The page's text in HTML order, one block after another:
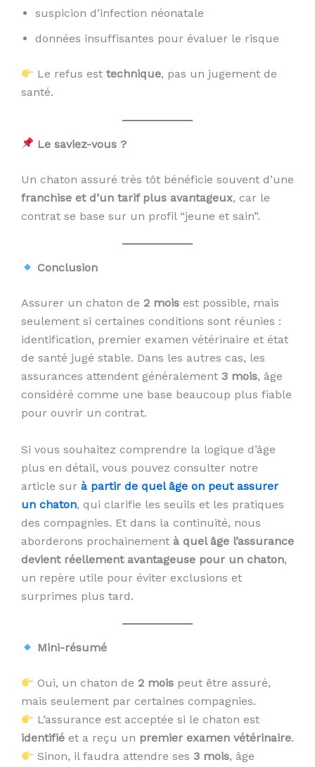
suspicion d’infection néonatale
données insuffisantes pour évaluer le risque
Le refus esttechnique, pas un jugement de
santé.
Le saviez-vous ?
Un chaton assuré très tôt bénéficie souvent d’une
franchise et d’un tarif plus avantageux, car le
contrat se base sur un profil “jeune et sain”.
Conclusion
Assurer un chaton de 2 mois est possible, mais
seulement si certaines conditions sont réunies :
identification, premier examen vétérinaire et état
de santé jugé stable. Dans les autres cas, les
assurances attendent généralement 3 mois, âge
considéré comme une base beaucoup plus fiable
pour ouvrir un contrat.
Si vous souhaitez comprendre la logique d’âge
plus en détail, vous pouvez consulter notre
article sur à partir de quel âge on peut assurer
un chaton, qui clarifie les seuils et les pratiques
des compagnies. Et dans la continuité, nous
aborderons prochainement à quel âge l’assurance
devient réellement avantageuse pour un chaton,
un repère utile pour éviter exclusions et
surprimes plus tard.
Mini-résumé
Oui, un chaton de2 mois peut être assuré,
mais seulement par certaines compagnies.
L’assurance est acceptée si le chaton est
identifié et a reçu un premier examen vétérinaire.
Sinon, il faudra attendre ses3 mois, âge